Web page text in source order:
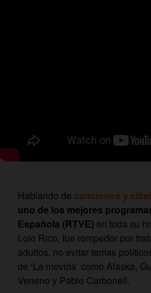
Hablando de canciones y
uno de los mejores
Española (RTVE) en toda su
Lolo Rico, fue rompedor por
adultos, no evitar temas
de ‘La movida’ como Alaska,
Veneno y Pablo Carbonell.